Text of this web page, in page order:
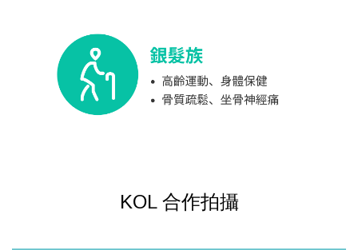
KOL 合作拍攝